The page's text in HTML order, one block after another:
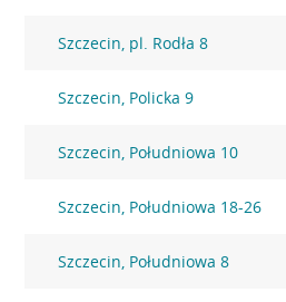
Szczecin, pl. Rodła 8
Szczecin, Policka 9
Szczecin, Południowa 10
Szczecin, Południowa 18-26
Szczecin, Południowa 8